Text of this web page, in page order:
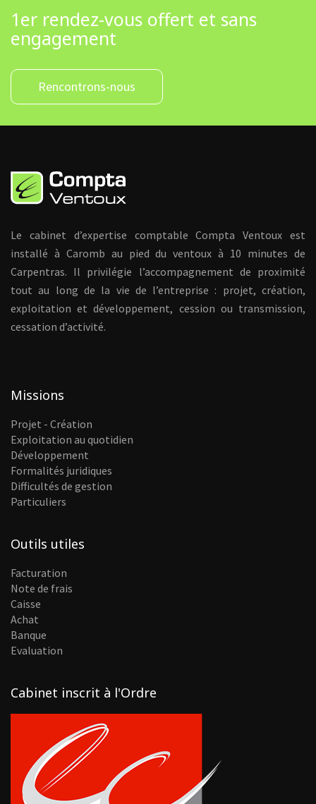
1er rendez-vous offert et sans
engagement
Rencontrons-nous
Le cabinet d’expertise comptable Compta Ventoux est
installé à Caromb au pied du ventoux à 10 minutes de
Carpentras. Il privilégie l’accompagnement de proximité
tout au long de la vie de l’entreprise : projet, création,
exploitation et développement, cession ou transmission,
cessation d’activité.
Missions
Projet - Création
Exploitation au quotidien
Développement
Formalités juridiques
Difficultés de gestion
Particuliers
Outils utiles
Facturation
Note de frais
Caisse
Achat
Banque
Evaluation
Cabinet inscrit à l'Ordre